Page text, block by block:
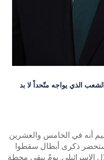
الذي يواجه متّحداً لا بد
أنه في الخامس والعشرين
عام منذ 23 عاما، نستحضر ذكرى أبطال سقطوا
الإسرائيلي. يومٌ يبقى محطة